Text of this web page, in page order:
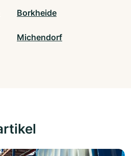
Borkheide
Michendorf